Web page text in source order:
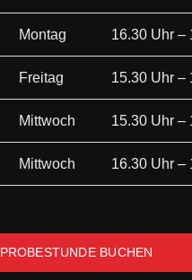
Montag 16.30 Uhr –
Freitag 15.30 Uhr –
Mittwoch 15.30 Uhr –
Mittwoch 16.30 Uhr –
PROBESTUNDE BUCHEN